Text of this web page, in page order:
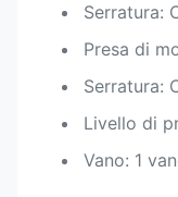
Serratura:
Presa di
Serratura:
Livello di
Vano: 1